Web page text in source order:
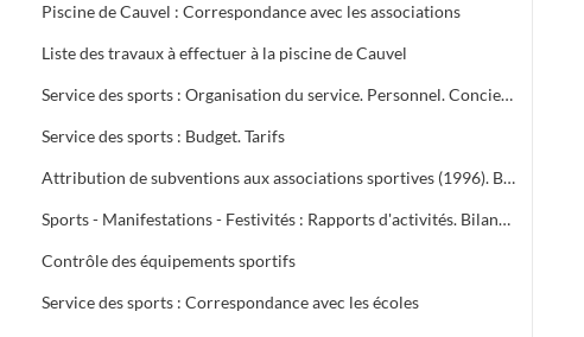
Piscine de Cauvel : Correspondance avec les associations
Liste des travaux à effectuer à la piscine de Cauvel
Service des sports : Organisation du service. Personnel. Concierges. Notes de service
Service des sports : Budget. Tarifs
Attribution de subventions aux associations sportives (1996). Bilans financiers des clubs (1995-1996)
Sports - Manifestations - Festivités : Rapports d'activités. Bilans financiers
Contrôle des équipements sportifs
Service des sports : Correspondance avec les écoles